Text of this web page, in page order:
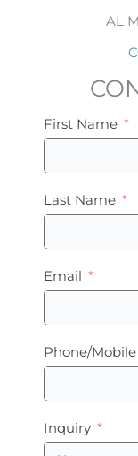
AL
First Name
Last Name
Email
Phone/Mobile
Inquiry